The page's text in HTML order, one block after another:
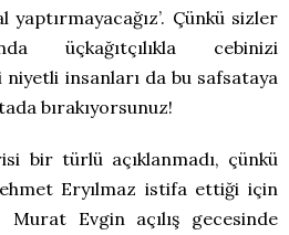
yaptırmayacağız’. Çünkü sizler
üçkağıtçılıkla cebinizi
insanları da bu safsataya
bırakıyorsunuz!
bir türlü açıklanmadı, çünkü
Eryılmaz istifa ettiği için
Murat Evgin açılış gecesinde